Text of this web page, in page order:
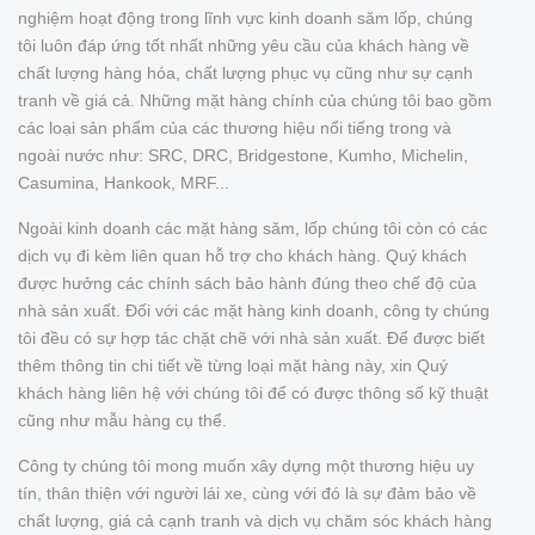
nghiệm hoạt động trong lĩnh vực kinh doanh săm lốp, chúng
tôi luôn đáp ứng tốt nhất những yêu cầu của khách hàng về
chất lượng hàng hóa, chất lượng phục vụ cũng như sự cạnh
tranh về giá cả. Những mặt hàng chính của chúng tôi bao gồm
các loại sản phẩm của các thương hiệu nổi tiếng trong và
ngoài nước như: SRC, DRC, Bridgestone, Kumho, Michelin,
Casumina, Hankook, MRF...
Ngoài kinh doanh các mặt hàng săm, lốp chúng tôi còn có các
dịch vụ đi kèm liên quan hỗ trợ cho khách hàng. Quý khách
được hưởng các chính sách bảo hành đúng theo chế độ của
nhà sản xuất. Đối với các mặt hàng kinh doanh, công ty chúng
tôi đều có sự hợp tác chặt chẽ với nhà sản xuất. Để được biết
thêm thông tin chi tiết về từng loại mặt hàng này, xin Quý
khách hàng liên hệ với chúng tôi để có được thông số kỹ thuật
cũng như mẫu hàng cụ thể.
Công ty chúng tôi mong muốn xây dựng một thương hiệu uy
tín, thân thiện với người lái xe, cùng với đó là sự đảm bảo về
chất lượng, giá cả cạnh tranh và dịch vụ chăm sóc khách hàng